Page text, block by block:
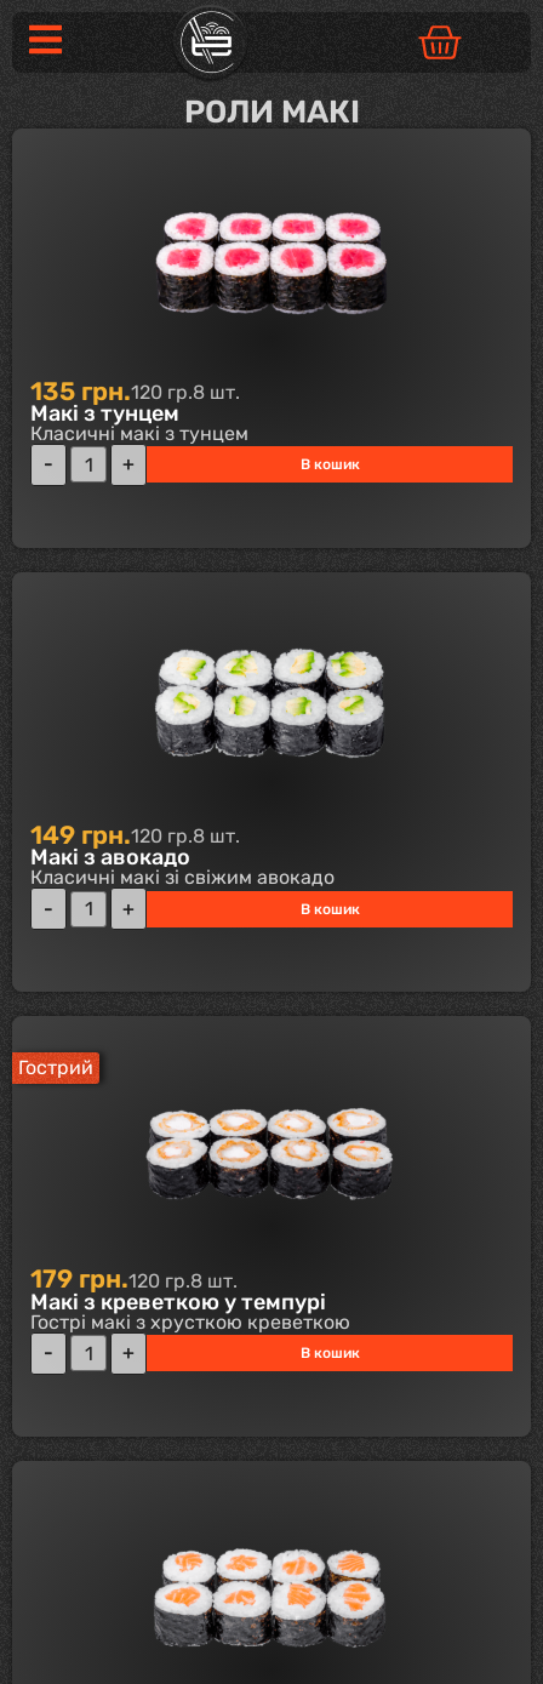
РОЛИ МАКІ
135 грн.120 гр.8 шт.
Макі з тунцем
Класичні макі з тунцем
В кошик
149 грн.120 гр.8 шт.
Макі з авокадо
Класичні макі зі свіжим авокадо
В кошик
Гострий
179 грн.120 гр.8 шт.
Макі з креветкою у темпурі
Гострі макі з хрусткою креветкою
В кошик